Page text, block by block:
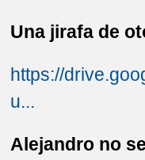
Una jirafa de
https://
u...
Alejandro no